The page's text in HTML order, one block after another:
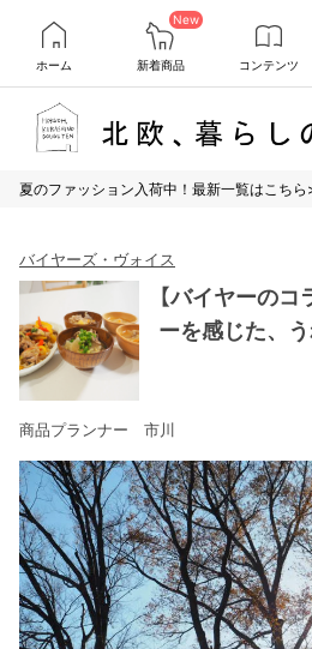
ホーム
New
新着商品 コンテンツ
夏のファッション入荷中！最新一覧はこちら
バイヤーズ・ヴォイス
【バイヤーのコ
ーを感じた、う
商品プランナー 市川